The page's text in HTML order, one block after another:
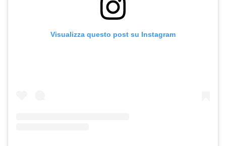
Visualizza questo post su Instagram